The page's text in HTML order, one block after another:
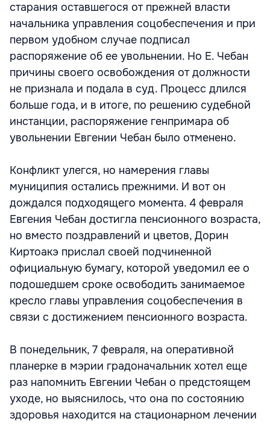
старания оставшегося от прежней власти
начальника управления соцобеспечения и при
первом удобном случае подписал
распоряжение об ее увольнении. Но Е. Чебан
причины своего освобождения от должности
не признала и подала в суд. Процесс длился
больше года, и в итоге, по решению судебной
инстанции, распоряжение генпримара об
увольнении Евгении Чебан было отменено.
Конфликт улегся, но намерения главы
муниципия остались прежними. И вот он
дождался подходящего момента. 4 февраля
Евгения Чебан достигла пенсионного возраста,
но вместо поздравлений и цветов, Дорин
Киртоакэ прислал своей подчиненной
официальную бумагу, которой уведомил ее о
подошедшем сроке освободить занимаемое
кресло главы управления соцобеспечения в
связи с достижением пенсионного возраста.
В понедельник, 7 февраля, на оперативной
планерке в мэрии градоначальник хотел еще
раз напомнить Евгении Чебан о предстоящем
уходе, но выяснилось, что она по состоянию
здоровья находится на стационарном лечении